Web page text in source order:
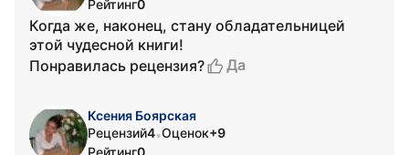
Рейтинг0
Когда же, наконец, стану обладательницей
этой чудесной книги!
Понравилась рецензия?
Да
Ксения Боярская
Рецензий4•Оценок+9
Рейтинг0